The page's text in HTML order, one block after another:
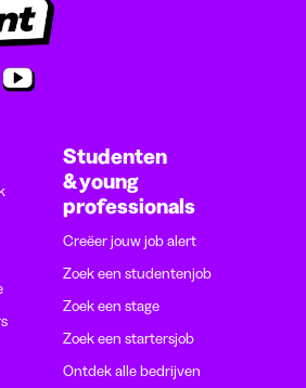
Studenten
& young
professionals
Creëer jouw job alert
Zoek een studentenjob
Zoek een stage
Zoek een startersjob
Ontdek alle bedrijven